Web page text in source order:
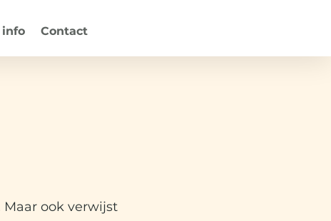
info Contact
ook verwijst